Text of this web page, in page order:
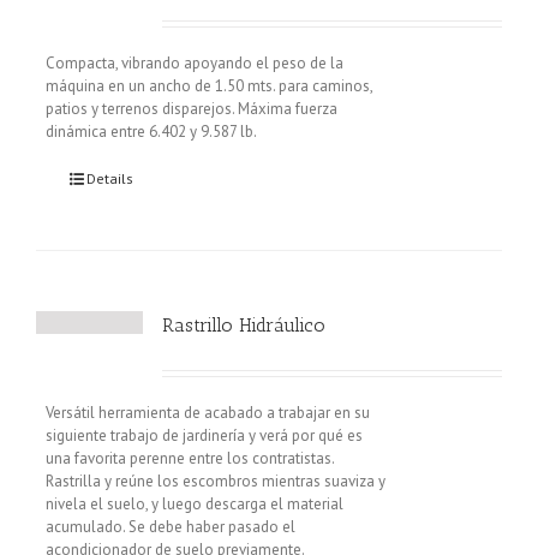
Compacta, vibrando apoyando el peso de la
máquina en un ancho de 1.50 mts. para caminos,
patios y terrenos disparejos. Máxima fuerza
dinámica entre 6.402 y 9.587 lb.
Details
Rastrillo Hidráulico
Versátil herramienta de acabado a trabajar en su
siguiente trabajo de jardinería y verá por qué es
una favorita perenne entre los contratistas.
Rastrilla y reúne los escombros mientras suaviza y
nivela el suelo, y luego descarga el material
acumulado. Se debe haber pasado el
acondicionador de suelo previamente.